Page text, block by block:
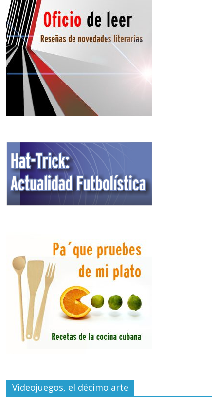
Videojuegos, el décimo arte